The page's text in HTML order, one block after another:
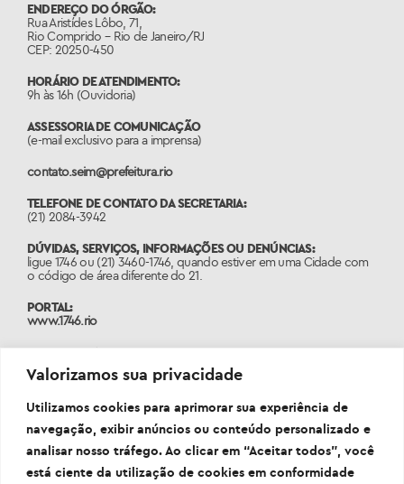
Valorizamos sua privacidade
Utilizamos cookies para aprimorar sua experiência de
navegação, exibir anúncios ou conteúdo personalizado e
analisar nosso tráfego. Ao clicar em “Aceitar todos”, você
está ciente da utilização de cookies em conformidade
ENDEREÇO DO ÓRGÃO:
Rua Aristídes Lôbo, 71,
Rio Comprido – Rio de Janeiro/RJ
CEP: 20250-450
HORÁRIO DE ATENDIMENTO:
9h às 16h (Ouvidoria)
ASSESSORIA DE COMUNICAÇÃO
(e-mail exclusivo para a imprensa)
contato.seim@prefeitura.rio
TELEFONE DE CONTATO DA SECRETARIA:
(21) 2084-3942
DÚVIDAS, SERVIÇOS, INFORMAÇÕES OU DENÚNCIAS:
ligue 1746 ou (21) 3460-1746, quando estiver em uma Cidade com
o código de área diferente do 21.
PORTAL:
www.1746.rio
PROGRAMA INTEGRA RIO 2025
(E-mail oficial e exclusivo do edital Integra Rio 2025)